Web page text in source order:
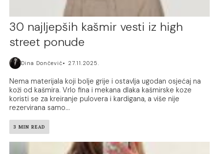
30 najljepših kašmir vesti iz high
street ponude
Dina Dončević 27.11.2025.
Nema materijala koji bolje grije i ostavlja ugodan osjećaj na
koži od kašmira. Vrlo fina i mekana dlaka kašmirske koze
koristi se za kreiranje pulovera i kardigana, a više nije
rezervirana samo...
3 MIN READ